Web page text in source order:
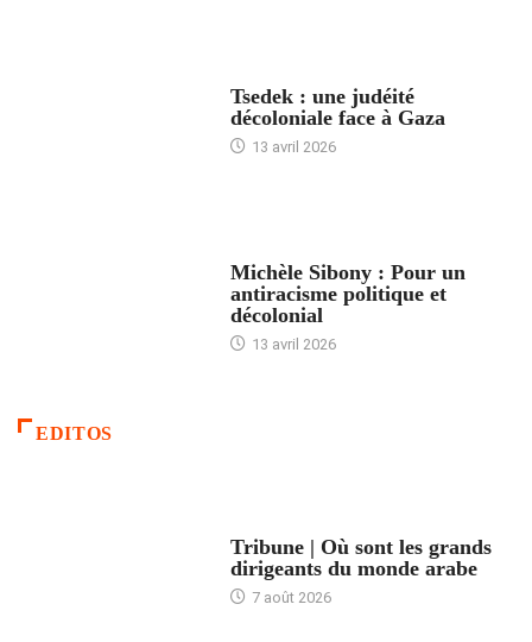
Tsedek : une judéité
décoloniale face à Gaza
13 avril 2026
Michèle Sibony : Pour un
antiracisme politique et
décolonial
13 avril 2026
EDITOS
Tribune | Où sont les grands
dirigeants du monde arabe
7 août 2026